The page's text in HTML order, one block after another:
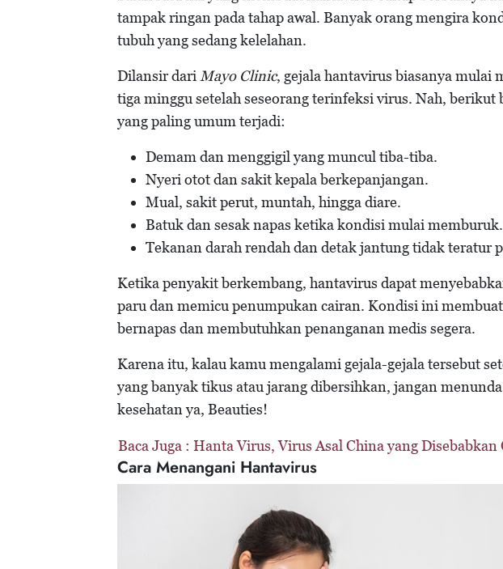
tampak ringan pada tahap awal. Banyak orang mengira
tubuh yang sedang kelelahan.
Dilansir dariMayo Clinic, gejala hantavirus biasanya mulai
tiga minggu setelah seseorang terinfeksi virus. Nah, berikut
yang paling umum terjadi:
Demam dan menggigil yang muncul tiba-tiba.
Nyeri otot dan sakit kepala berkepanjangan.
Mual, sakit perut, muntah, hingga diare.
Batuk dan sesak napas ketika kondisi mulai memburuk.
Tekanan darah rendah dan detak jantung tidak teratur
Ketika penyakit berkembang, hantavirus dapat
paru dan memicu penumpukan cairan. Kondisi ini
bernapas dan membutuhkan penanganan medis segera.
Karena itu, kalau kamu mengalami gejala-gejala tersebut
yang banyak tikus atau jarang dibersihkan, jangan
kesehatan ya, Beauties!
Baca Juga : Hanta Virus, Virus Asal China yang Disebabkan
Cara Menangani Hantavirus